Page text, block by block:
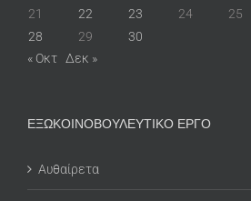
21
22 23 24 25
28
29
30
« Οκτ Δεκ »
ΕΞΩΚΟΙΝΟΒΟΥΛΕΥΤΙΚΟ ΕΡΓΟ
Αυθαίρετα